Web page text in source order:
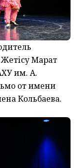
Марат
им. А.
от имени
Кольбаева.